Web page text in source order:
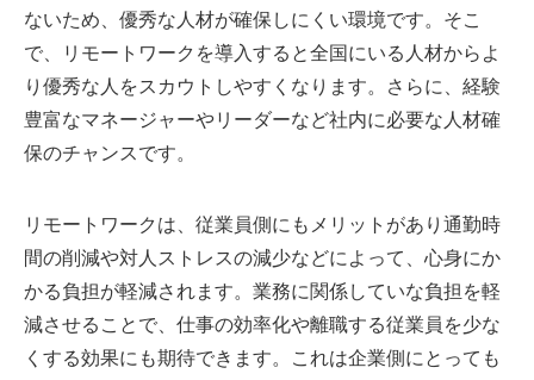
ないため、優秀な人材が確保しにくい環境です。そこ
で、リモートワークを導入すると全国にいる人材からよ
り優秀な人をスカウトしやすくなります。さらに、経験
豊富なマネージャーやリーダーなど社内に必要な人材確
保のチャンスです。
リモートワークは、従業員側にもメリットがあり通勤時
間の削減や対人ストレスの減少などによって、心身にか
かる負担が軽減されます。業務に関係していな負担を軽
減させることで、仕事の効率化や離職する従業員を少な
くする効果にも期待できます。これは企業側にとっても